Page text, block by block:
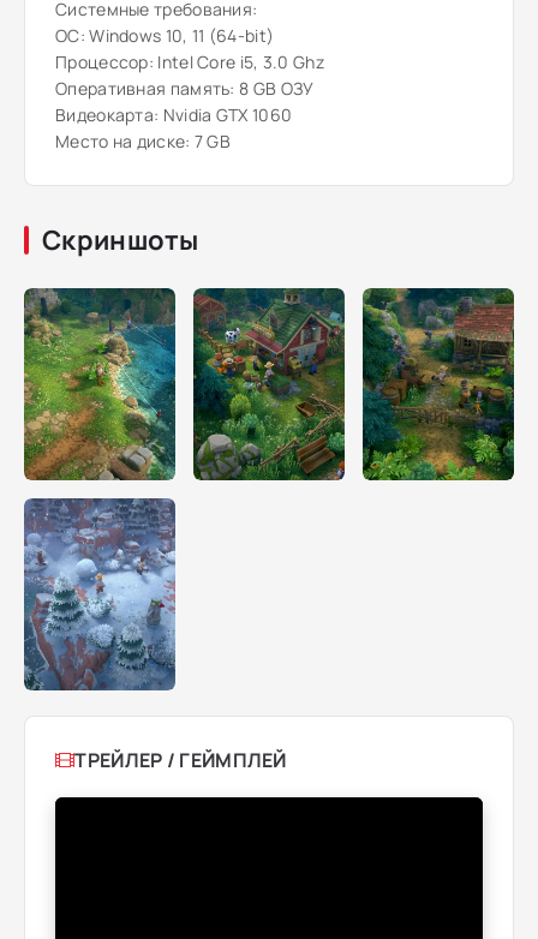
Системные требования:
ОС: Windows 10, 11 (64-bit)
Процессор: Intel Core i5, 3.0 Ghz
Оперативная память: 8 GB ОЗУ
Видеокарта: Nvidia GTX 1060
Место на диске: 7 GB
Скриншоты
ТРЕЙЛЕР / ГЕЙМПЛЕЙ